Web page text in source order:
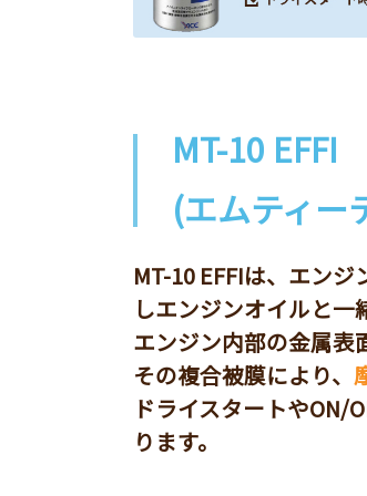
MT-10 EFFI
(エムティー
MT-10 EFFIは、エン
しエンジンオイルと
エンジン内部の金属表
その複合被膜により、
ドライスタートやON/
ります。